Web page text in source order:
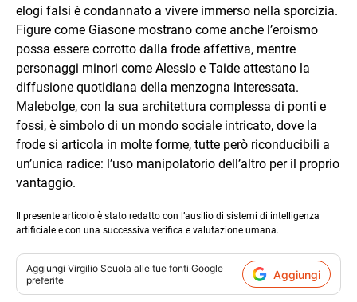
elogi falsi è condannato a vivere immerso nella sporcizia.
Figure come Giasone mostrano come anche l’eroismo
possa essere corrotto dalla frode affettiva, mentre
personaggi minori come Alessio e Taide attestano la
diffusione quotidiana della menzogna interessata.
Malebolge, con la sua architettura complessa di ponti e
fossi, è simbolo di un mondo sociale intricato, dove la
frode si articola in molte forme, tutte però riconducibili a
un’unica radice: l’uso manipolatorio dell’altro per il proprio
vantaggio.
Il presente articolo è stato redatto con l’ausilio di sistemi di intelligenza
artificiale e con una successiva verifica e valutazione umana.
Aggiungi Virgilio Scuola alle tue fonti Google
preferite
Aggiungi